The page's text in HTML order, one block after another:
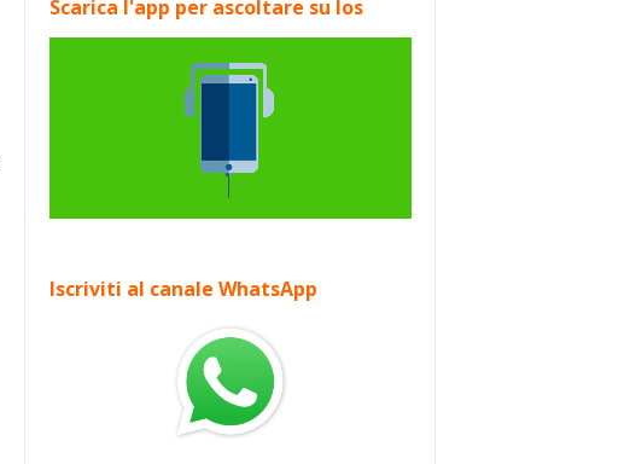
Scarica l'app per ascoltare su Ios
Iscriviti al canale WhatsApp